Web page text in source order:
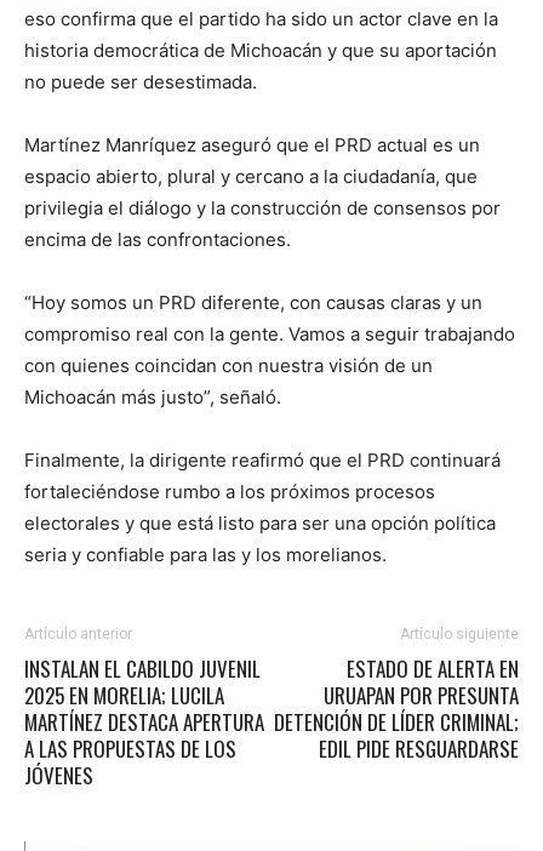
eso confirma que el partido ha sido un actor clave en la
historia democrática de Michoacán y que su aportación
no puede ser desestimada.
Martínez Manríquez aseguró que el PRD actual es un
espacio abierto, plural y cercano a la ciudadanía, que
privilegia el diálogo y la construcción de consensos por
encima de las confrontaciones.
“Hoy somos un PRD diferente, con causas claras y un
compromiso real con la gente. Vamos a seguir trabajando
con quienes coincidan con nuestra visión de un
Michoacán más justo”, señaló.
Finalmente, la dirigente reafirmó que el PRD continuará
fortaleciéndose rumbo a los próximos procesos
electorales y que está listo para ser una opción política
seria y confiable para las y los morelianos.
Artículo anterior
INSTALAN EL CABILDO JUVENIL
2025 EN MORELIA; LUCILA
MARTÍNEZ DESTACA APERTURA
A LAS PROPUESTAS DE LOS
JÓVENES
Artículo siguiente
ESTADO DE ALERTA EN
URUAPAN POR PRESUNTA
DETENCIÓN DE LÍDER CRIMINAL;
EDIL PIDE RESGUARDARSE